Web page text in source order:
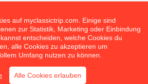
auf myclassictrip.com. Einige sind
zur Statistik, Marketing oder Einbindung
entscheiden, welche Cookies du
alle Cookies zu akzeptieren um
Umfang nutzen zu können.
Alle Cookies erlauben